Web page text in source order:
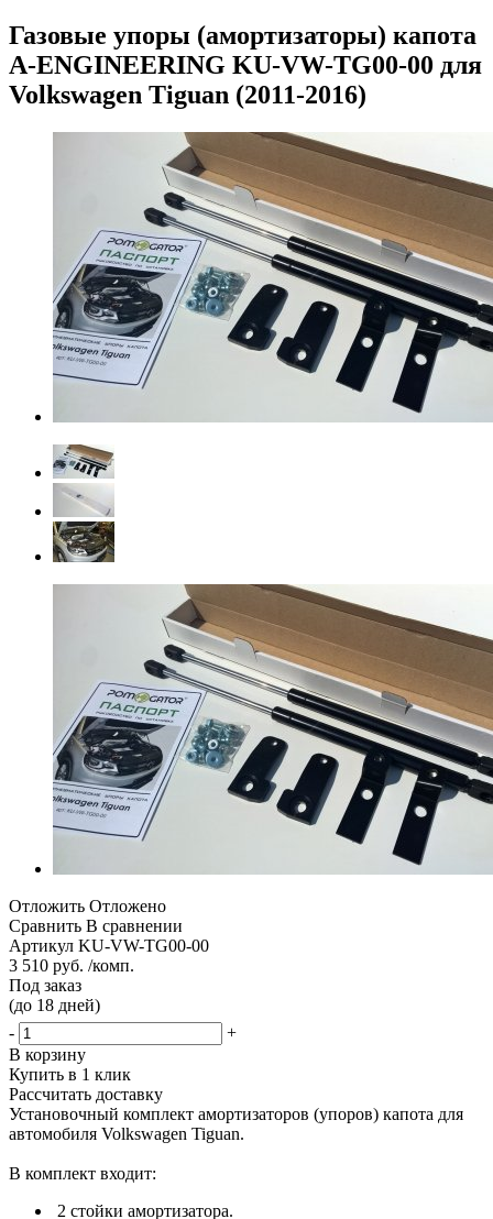
Газовые упоры (амортизаторы) капота
A-ENGINEERING KU-VW-TG00-00 для
Volkswagen Tiguan (2011-2016)
Отложить Отложено
Сравнить В сравнении
Артикул KU-VW-TG00-00
3 510 руб. /комп.
Под заказ
(до 18 дней)
-
+
В корзину
Купить в 1 клик
Рассчитать доставку
Установочный комплект амортизаторов (упоров) капота для
автомобиля Volkswagen Tiguan.
В комплект входит:
2 стойки амортизатора.